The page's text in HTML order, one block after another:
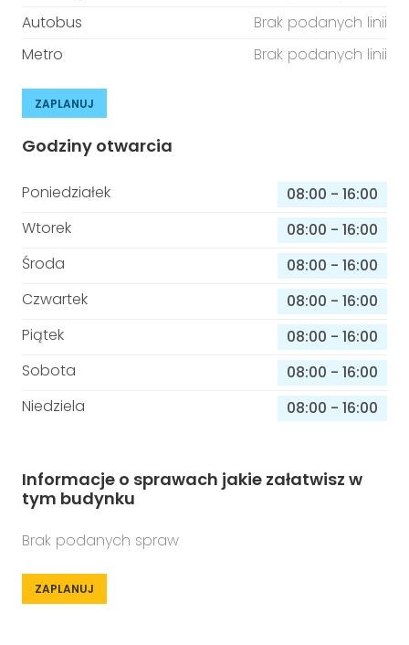
Autobus
Brak podanych linii
Metro
Brak podanych linii
ZAPLANUJ
Godziny otwarcia
Poniedziałek 08:00 - 16:00
Wtorek
08:00 - 16:00
Środa
08:00 - 16:00
Czwartek
08:00 - 16:00
Piątek
08:00 - 16:00
Sobota
08:00 - 16:00
Niedziela
08:00 - 16:00
Informacje o sprawach jakie załatwisz w
tym budynku
Brak podanych spraw
ZAPLANUJ